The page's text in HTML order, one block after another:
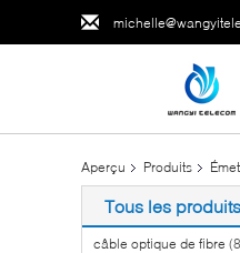
Aperçu Produits
Tous les produits
câble optique de fibre